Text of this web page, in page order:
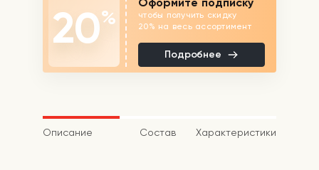
20%
чтобы получить скидку
20% на весь ассортимент
Подробнее
Описание Состав Характеристики